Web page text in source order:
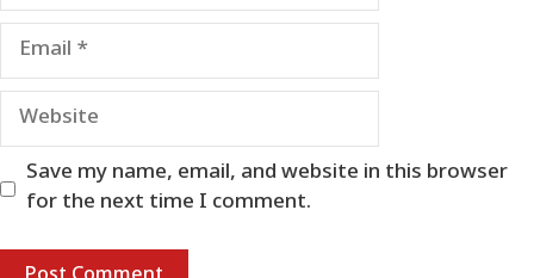
Email
Website
Save my name, email, and website in this browser
for the next time I comment.